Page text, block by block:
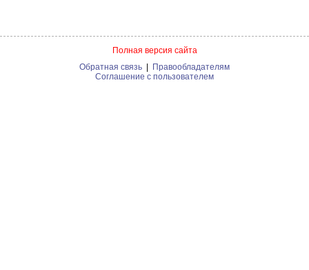
Полная версия сайта
Обратная связь
Правообладателям
Соглашение с пользователем